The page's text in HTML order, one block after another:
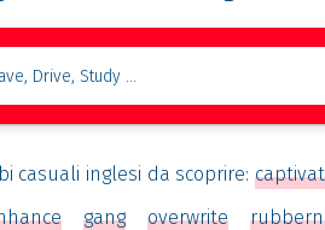
casuali inglesi da scoprire:
gang overwrite